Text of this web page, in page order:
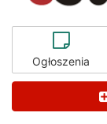
Ogłoszenia